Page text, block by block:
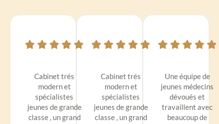
Cabinet trés
modern et
spécialistes
jeunes de grande
classe , un grand
Cabinet trés
modern et
spécialistes
jeunes de grande
classe , un grand
Une équipe de
jeunes médecins
dévoués et
travaillent avec
beaucoup de